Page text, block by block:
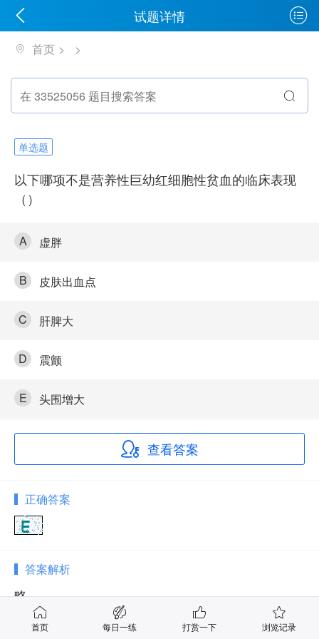
试题详情
首页
单选题
以下哪项不是营养性巨幼红细胞性贫血的临床表现
（）
A 虚胖
B 皮肤出血点
C 肝脾大
D 震颤
E 头围增大
查看答案
正确答案
答案解析
略
首页 每日一练 打赏一下 浏览记录